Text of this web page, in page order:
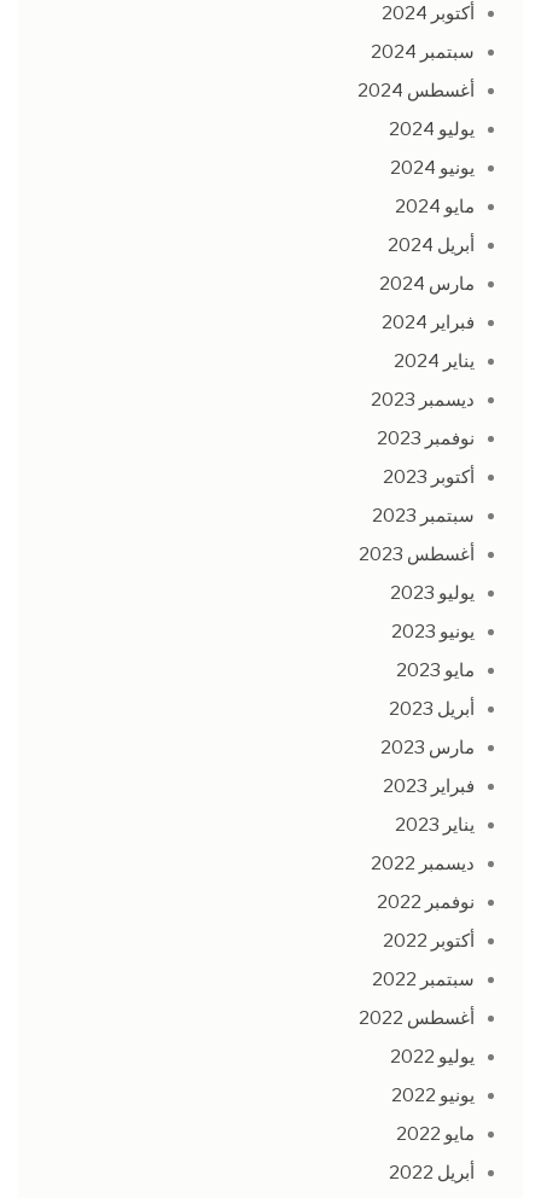
أكتوبر 2024
سبتمبر 2024
أغسطس 2024
يوليو 2024
يونيو 2024
مايو 2024
أبريل 2024
مارس 2024
فبراير 2024
يناير 2024
ديسمبر 2023
نوفمبر 2023
أكتوبر 2023
سبتمبر 2023
أغسطس 2023
يوليو 2023
يونيو 2023
مايو 2023
أبريل 2023
مارس 2023
فبراير 2023
يناير 2023
ديسمبر 2022
نوفمبر 2022
أكتوبر 2022
سبتمبر 2022
أغسطس 2022
يوليو 2022
يونيو 2022
مايو 2022
أبريل 2022